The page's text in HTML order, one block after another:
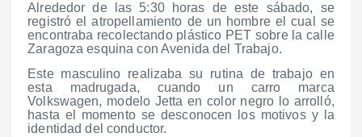
Alrededor de las 5:30 horas de este sábado, se
registró el atropellamiento de un hombre el cual se
encontraba recolectando plástico PET sobre la calle
Zaragoza esquina con Avenida del Trabajo.
Este masculino realizaba su rutina de trabajo en
esta madrugada, cuando un carro marca
Volkswagen, modelo Jetta en color negro lo arrolló,
hasta el momento se desconocen los motivos y la
identidad del conductor.